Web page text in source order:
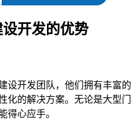
开发的优势
设开发团队，他们拥有丰富的
化的解决方案。无论是大型门
得心应手。